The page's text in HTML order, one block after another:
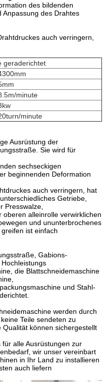
des bildenden
Anpassung des Drahtes
auch verringern,
geraderichtet
minute
minute
Ausrüstung der
Sie wird für
sechseckigen
beginnenden Deformation
auch verringern, hat
Getriebe,
Presswalze,
alleinrolle verwirklichen
und ununterbrochenes
ist einfach
Gabions-
die Blattschneidemaschine
und Stahl-
werden durch
Teile sendeten zu
können sichergestellt
alle Ausrüstungen zur
wir unser vereinbart
in Ihr Land zu installieren
auch liefern